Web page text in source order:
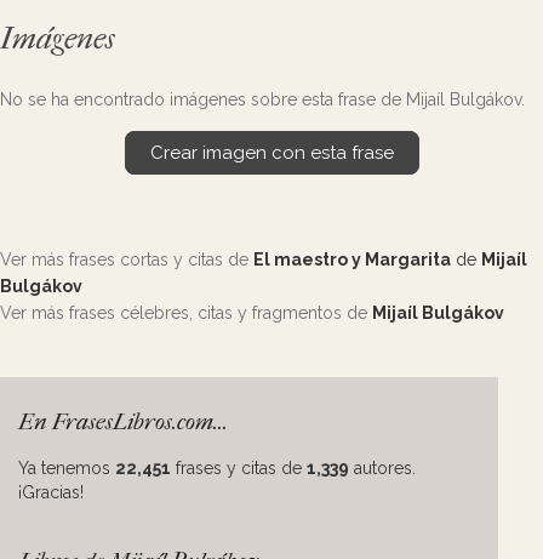
Imágenes
No se ha encontrado imágenes sobre esta frase de Mijaíl Bulgákov.
Crear imagen con esta frase
Ver más frases cortas y citas de El maestro y Margarita de Mijaíl
Bulgákov
Ver más frases célebres, citas y fragmentos de Mijaíl Bulgákov
En FrasesLibros.com...
Ya tenemos 22,451 frases y citas de 1,339 autores.
¡Gracias!